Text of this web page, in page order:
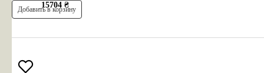
15704 ₴
Добавить в корзину